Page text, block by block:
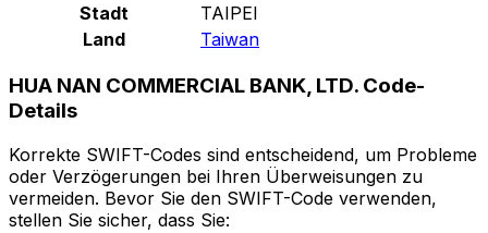
Stadt
TAIPEI
Land
Taiwan
HUA NAN COMMERCIAL BANK, LTD. Code-
Details
Korrekte SWIFT-Codes sind entscheidend, um Probleme
oder Verzögerungen bei Ihren Überweisungen zu
vermeiden. Bevor Sie den SWIFT-Code verwenden,
stellen Sie sicher, dass Sie: